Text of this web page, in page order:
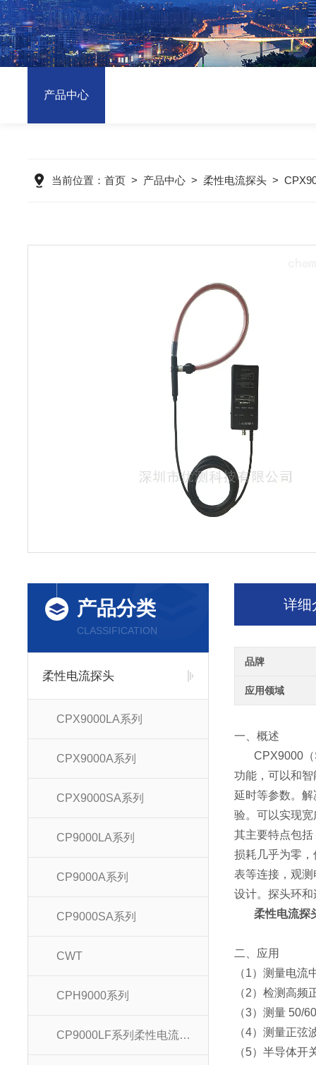
产品中心
当前位置： 首页 > 产品中心 > 柔性电流探头 >
产品分类
CLASSIFICATION
柔性电流探头
CPX9000LA系列
CPX9000A系列
CPX9000SA系列
CP9000LA系列
CP9000A系列
CP9000SA系列
CWT
CPH9000系列
CP9000LF系列柔性电流探头
详细
品牌
应用领域
一、概述
CPX9000（S/
功能，可以和
延时等参数。
验。可以实现
其主要特点包
损耗几乎为零
表等连接，观
设计。探头环
柔性电流探
二、 应用
（1）测量电流
（2）检测高频
（3）测量 50/
（4）测量正弦
（5）半导体开